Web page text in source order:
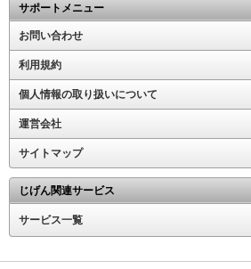
サポートメニュー
お問い合わせ
利用規約
個人情報の取り扱いについて
運営会社
サイトマップ
じげん関連サービス
サービス一覧